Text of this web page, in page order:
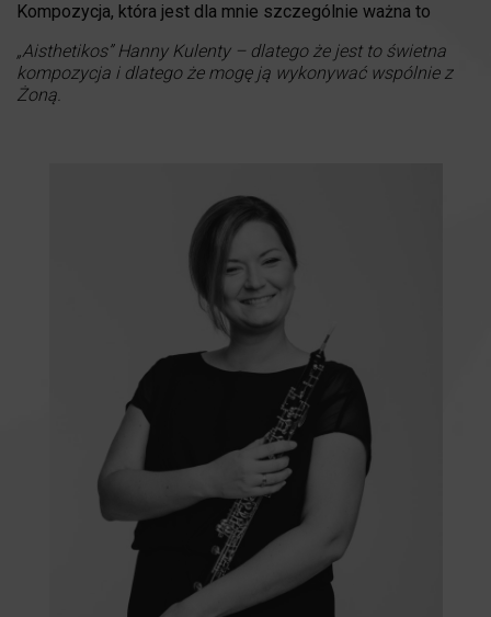
Kompozycja, która jest dla mnie szczególnie ważna to
„Aisthetikos” Hanny Kulenty – dlatego że jest to świetna
kompozycja i dlatego że mogę ją wykonywać wspólnie z
Żoną.